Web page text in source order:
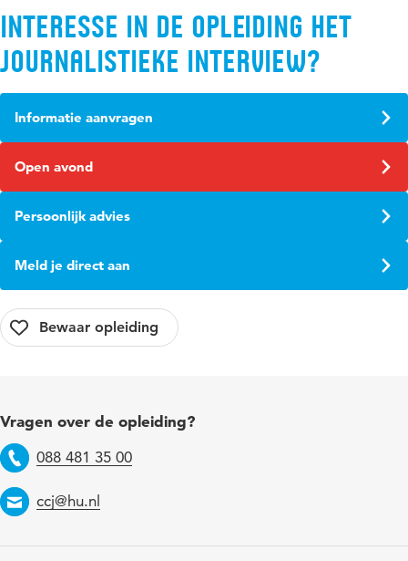
Interesse in de opleiding Het
journalistieke interview?
Informatie aanvragen
Open avond
Persoonlijk advies
Meld je direct aan
Vragen over de opleiding?
Telefoon
088 481 35 00
Email
ccj@hu.nl